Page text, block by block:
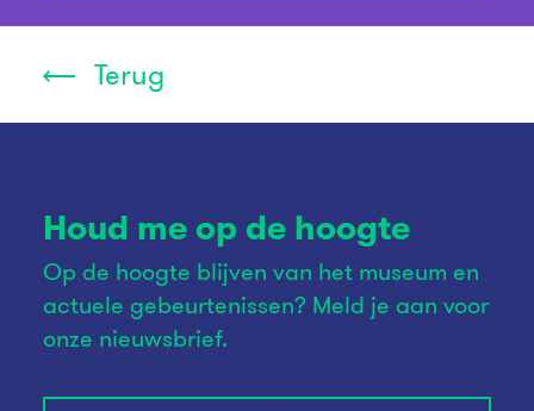
Terug
Houd me op de hoogte
Op de hoogte blijven van het museum en
actuele gebeurtenissen? Meld je aan voor
onze nieuwsbrief.